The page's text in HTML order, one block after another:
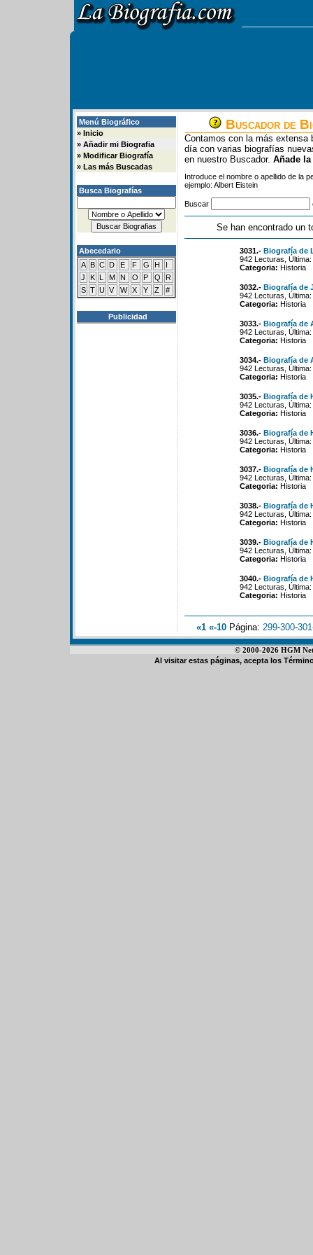
Menú Biográfico
» Inicio
» Añadir mi Biografia
» Modificar Biografía
» Las más Buscadas
Busca Biografías
Abecedario
A B C D E F G H
I
J
K L M N O P Q
R
S T U V W X Y Z #
Publicidad
Buscador de
Contamos con la más extensa
día con varias biografías
en nuestro Buscador. Añade
Introduce el nombre o apellido de la
ejemplo: Albert Eistein
Buscar
Se han encontrado un
3031.- Biografía de
942 Lecturas,
Categoria: Historia
3032.- Biografía de
942 Lecturas,
Categoria: Historia
3033.- Biografía de
942 Lecturas,
Categoria: Historia
3034.- Biografía de
942 Lecturas,
Categoria: Historia
3035.- Biografía de
942 Lecturas,
Categoria: Historia
3036.- Biografía de
942 Lecturas,
Categoria: Historia
3037.- Biografía de
942 Lecturas,
Categoria: Historia
3038.- Biografía de
942 Lecturas,
Categoria: Historia
3039.- Biografía de
942 Lecturas,
Categoria: Historia
3040.- Biografía de
942 Lecturas,
Categoria: Historia
«1 «-10 Página: 299-300-301
© 2000-2026 HGM
Al visitar estas páginas, acepta los